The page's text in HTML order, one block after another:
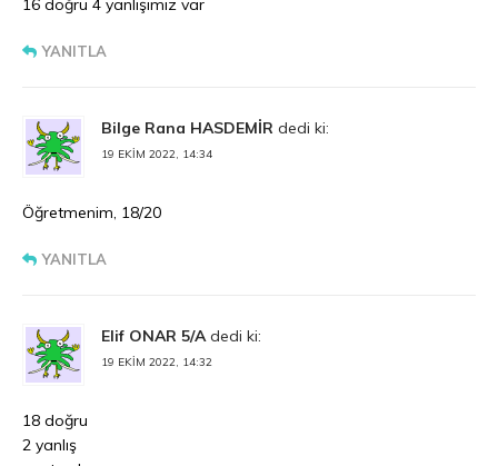
16 doğru 4 yanlışımız var
YANITLA
Bilge Rana HASDEMİR dedi ki:
19 EKIM 2022, 14:34
Öğretmenim, 18/20
YANITLA
Elif ONAR 5/A dedi ki:
19 EKIM 2022, 14:32
18 doğru
2 yanlış